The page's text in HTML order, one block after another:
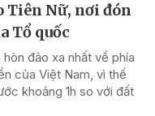
Tiên Nữ, nơi đón
Tổ quốc
đảo xa nhất về phía
của Việt Nam, vì thế
khoảng 1h so với đất